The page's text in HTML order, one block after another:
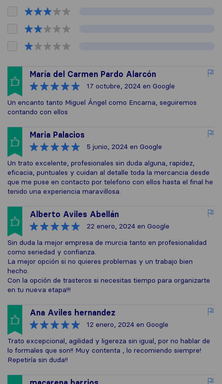
María del Carmen Pardo Alarcón
17 octubre, 2024 en Google
Un encanto tanto Miguel Ángel como Encarna, seguiremos
contando con ellos
Maria Palacios
5 junio, 2024 en Google
Un trato excelente, profesionales sin duda alguna, rapidez,
eficacia, puntuales y cuidan al detalle toda la mercancia desde
que me puse en contacto por telefono con ellos hasta el final he
tenido una experiencia maravillosa.
Alberto Aviles Abellán
22 enero, 2024 en Google
Sin duda la mejor empresa de murcia tanto en profesionalidad
como seriedad y confianza.
La mejor opción si no quieres problemas y un trabajo bien
hecho.
Con la opción de trasteros si necesitas tiempo para organizarte
en tu nueva etapa!!!
Ana Aviles hernandez
12 enero, 2024 en Google
Trato excepcional, agilidad y ligereza sin igual, por no hablar de
lo formales que son!! Muy contenta , lo recomiendo siempre!
Repetiría sin duda!!